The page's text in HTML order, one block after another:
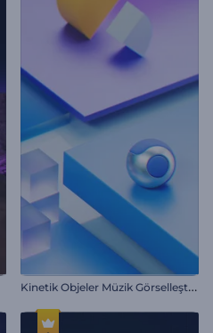
K
inetik Objeler Müzik Görselleştirici